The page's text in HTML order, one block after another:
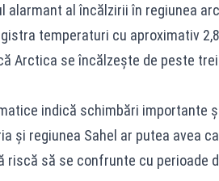
alarmant al încălzirii în regiunea
temperaturi cu aproximativ
Arctica se încălzește de peste
indică schimbări importante
și regiunea Sahel ar putea avea
riscă să se confrunte cu perioade